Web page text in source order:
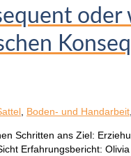
oder
Boden- und Handarbeit
Schritten ans Ziel:
Erfahrungsbericht: